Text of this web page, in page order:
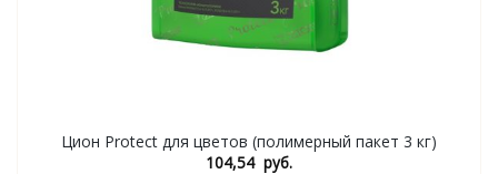
Цион Protect для цветов (полимерный пакет 3 кг)
104,54 руб.